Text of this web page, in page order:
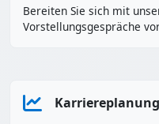
Bereiten Sie sich mit
Vorstellungsgespräche
Karriereplanung